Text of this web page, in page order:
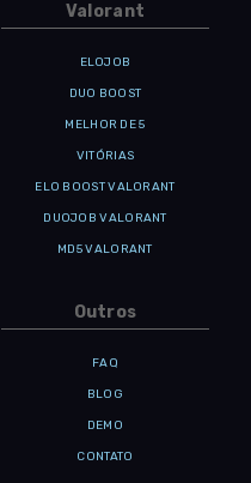
Valorant
ELOJOB
DUO BOOST
MELHOR DE 5
VITÓRIAS
ELO BOOST VALORANT
DUOJOB VALORANT
MD5 VALORANT
Outros
FAQ
BLOG
DEMO
CONTATO